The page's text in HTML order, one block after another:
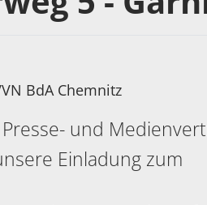
BdA Chemnitz
und
Einladung zum